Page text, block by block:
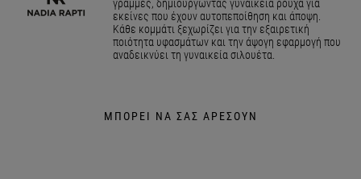
γραμμές, δημιουργώντας γυναικεία ρούχα για
εκείνες που έχουν αυτοπεποίθηση και άποψη.
Κάθε κομμάτι ξεχωρίζει για την εξαιρετική
ποιότητα υφασμάτων και την άψογη εφαρμογή που
αναδεικνύει τη γυναικεία σιλουέτα.
ΜΠΟΡΕΙ ΝΑ ΣΑΣ ΑΡΕΣΟΥΝ